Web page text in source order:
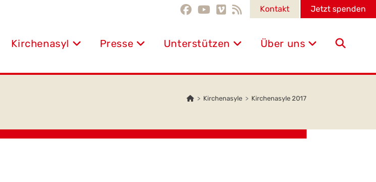
Kontakt Jetzt spenden
Kirchenasyl Presse Unterstützen Über uns Website-
> Kirchenasyle > Kirchenasyle 2017